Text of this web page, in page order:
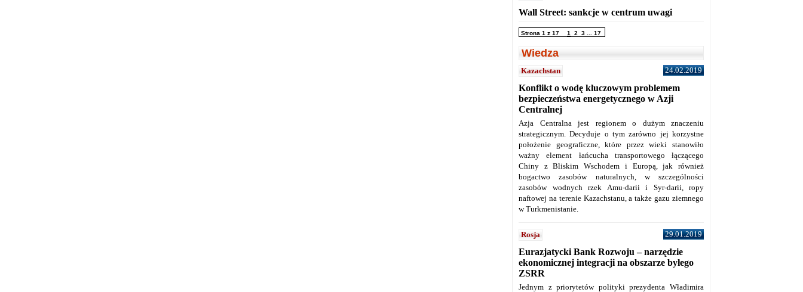
Wall Street: sankcje w centrum uwagi
Strona 1 z 17 1 2 3 17
Wiedza
Kazachstan 24.02.2019
Konflikt o wodę kluczowym problemem
bezpieczeństwa energetycznego w Azji
Centralnej
Azja Centralna jest regionem o dużym znaczeniu
strategicznym. Decyduje o tym zarówno jej korzystne
położenie geograficzne, które przez wieki stanowiło
ważny element łańcucha transportowego łączącego
Chiny z Bliskim Wschodem i Europą, jak również
bogactwo zasobów naturalnych, w szczególności
zasobów wodnych rzek Amu-darii i Syr-darii, ropy
naftowej na terenie Kazachstanu, a także gazu ziemnego
w Turkmenistanie.
Rosja 29.01.2019
Eurazjatycki Bank Rozwoju – narzędzie
ekonomicznej integracji na obszarze byłego
ZSRR
Jednym z priorytetów polityki prezydenta Władimira